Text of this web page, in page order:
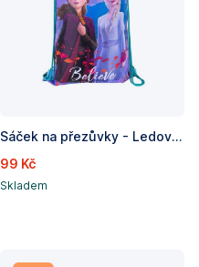
Sáček na přezůvky - Ledové království, rozměry: 45 x 32 cm
99 Kč
Skladem